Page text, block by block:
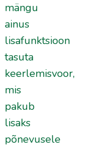
mängu
ainus
lisafunktsioon
tasuta
keerlemisvoor,
mis
pakub
lisaks
põnevusele